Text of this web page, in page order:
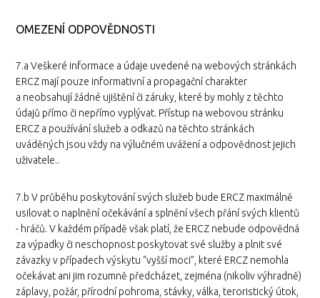
OMEZENÍ ODPOVĚDNOSTI
7.a Veškeré informace a údaje uvedené na webových stránkách
ERCZ mají pouze informativní a propagační charakter
a neobsahují žádné ujištění či záruky, které by mohly z těchto
údajů přímo či nepřímo vyplývat. Přístup na webovou stránku
ERCZ a používání služeb a odkazů na těchto stránkách
uváděných jsou vždy na výlučném uvážení a odpovědnost jejich
uživatele..
7.b V průběhu poskytování svých služeb bude ERCZ maximálně
usilovat o naplnění očekávání a splnění všech přání svých klientů
- hráčů. V každém případě však platí, že ERCZ nebude odpovědná
za výpadky či neschopnost poskytovat své služby a plnit své
závazky v případech výskytu “vyšší moci”, které ERCZ nemohla
očekávat ani jim rozumně předcházet, zejména (nikoliv výhradně)
záplavy, požár, přírodní pohroma, stávky, válka, teroristický útok,